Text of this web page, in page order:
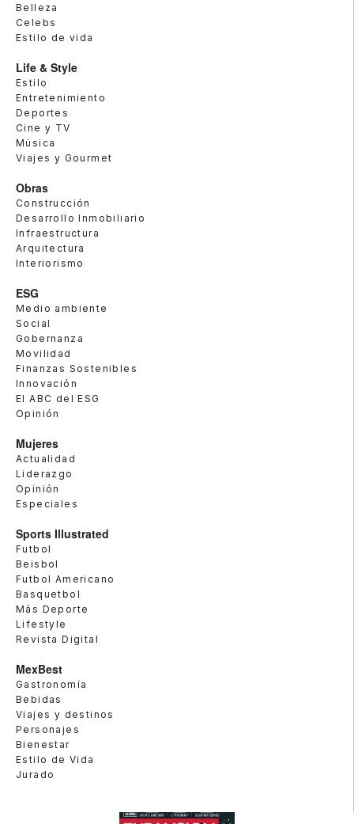
Belleza
Celebs
Estilo de vida
Life & Style
Estilo
Entretenimiento
Deportes
Cine y TV
Música
Viajes y Gourmet
Obras
Construcción
Desarrollo Inmobiliario
Infraestructura
Arquitectura
Interiorismo
ESG
Medio ambiente
Social
Gobernanza
Movilidad
Finanzas Sostenibles
Innovación
El ABC del ESG
Opinión
Mujeres
Actualidad
Liderazgo
Opinión
Especiales
Sports Illustrated
Futbol
Beisbol
Futbol Americano
Basquetbol
Más Deporte
Lifestyle
Revista Digital
MexBest
Gastronomía
Bebidas
Viajes y destinos
Personajes
Bienestar
Estilo de Vida
Jurado